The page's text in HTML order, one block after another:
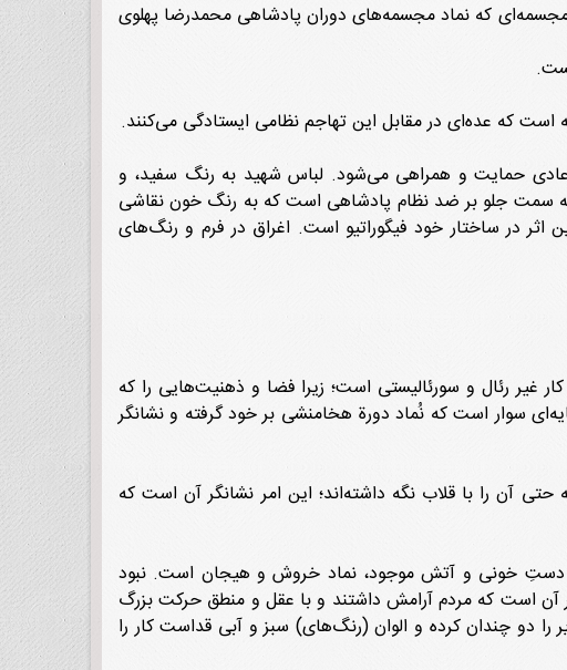
مجسمه‌ای که نماد مجسمه‌های دوران پادشاهی محمدرضا پهلوی
که عده‌ای در مقابل این تهاجم نظامی ایستادگی می‌کنند.
حمایت و همراهی می‌شود. لباس شهید به رنگ سفید، و
سمت جلو بر ضد نظام پادشاهی است که به رنگ خون نقاشی
در ساختار خود فیگوراتیو است. اغراق در فرم و رنگ‌های
غیر رئال و سورئالیستی است؛ زیرا فضا و ذهنیت‌هایی را که
سوار است که نُماد دورة هخامنشی بر خود گرفته و نشانگر
آن را با قلاب نگه داشته‌اند؛ این امر نشانگر آن است که
خونی و آتش موجود، نماد خروش و هیجان است. نبود
آن است که مردم آرامش داشتند و با عقل و منطق حرکت بزرگ
دو چندان کرده و الوان (رنگ‌های) سبز و آبی قداست کار را